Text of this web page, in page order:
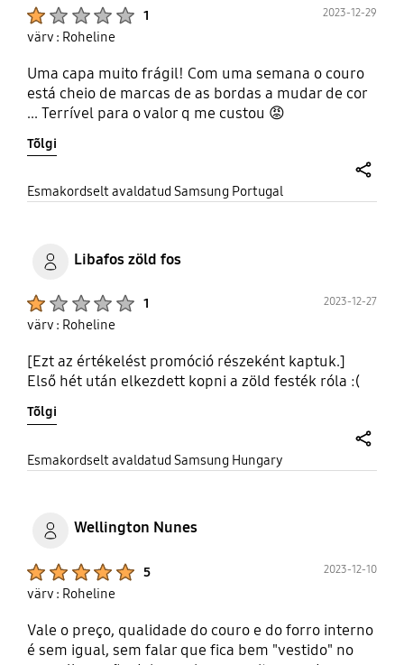
1 2023-12-29
värv : Roheline
Uma capa muito frágil! Com uma semana o couro
está cheio de marcas de as bordas a mudar de cor
... Terrível para o valor q me custou 😡
Tõlgi
Esmakordselt avaldatud Samsung Portugal
Libafos zöld fos
1 2023-12-27
värv : Roheline
[Ezt az értékelést promóció részeként kaptuk.]
Első hét után elkezdett kopni a zöld festék róla :(
Tõlgi
Esmakordselt avaldatud Samsung Hungary
Wellington Nunes
5 2023-12-10
värv : Roheline
Vale o preço, qualidade do couro e do forro interno
é sem igual, sem falar que fica bem "vestido" no